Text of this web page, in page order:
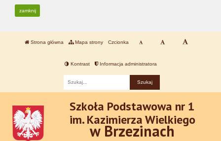
zamknij
Strona główna Mapa strony Czcionka
Kontrast Informacja administratora
Szkoła Podstawowa nr 1
im. Kazimierza Wielkiego
w Brzezinach